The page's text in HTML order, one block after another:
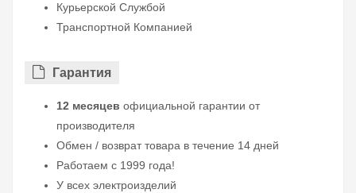
Курьерской Службой
Транспортной Компанией
Гарантия
12 месяцев официальной гарантии от
производителя
Обмен / возврат товара в течение 14 дней
Работаем с 1999 года!
У всех электроизделий